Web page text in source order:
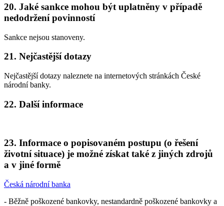
20. Jaké sankce mohou být uplatněny v případě
nedodržení povinností
Sankce nejsou stanoveny.
21. Nejčastější dotazy
Nejčastější dotazy naleznete na internetových stránkách České
národní banky.
22. Další informace
23. Informace o popisovaném postupu (o řešení
životní situace) je možné získat také z jiných zdrojů
a v jiné formě
Česká národní banka
- Běžně poškozené bankovky, nestandardně poškozené bankovky a